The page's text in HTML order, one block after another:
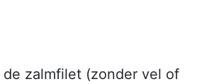
zalmfilet (zonder vel of